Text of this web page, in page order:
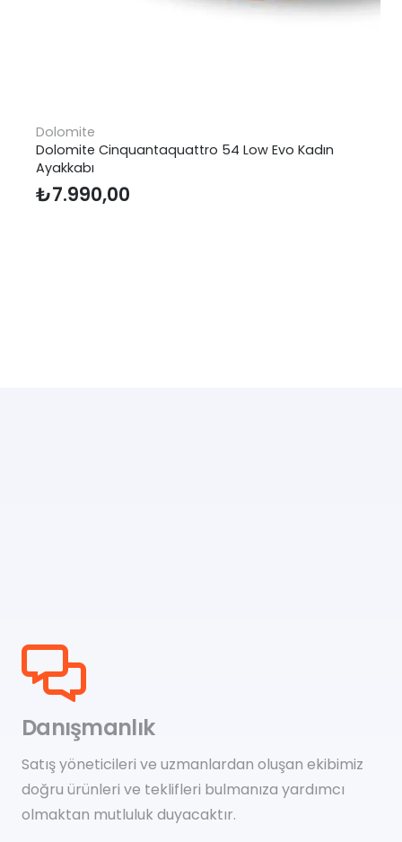
Dolomite
Dolomite Cinquantaquattro 54 Low Evo Kadın
Ayakkabı
₺7.990,00
Danışmanlık
Satış yöneticileri ve uzmanlardan oluşan ekibimiz
doğru ürünleri ve teklifleri bulmanıza yardımcı
olmaktan mutluluk duyacaktır.